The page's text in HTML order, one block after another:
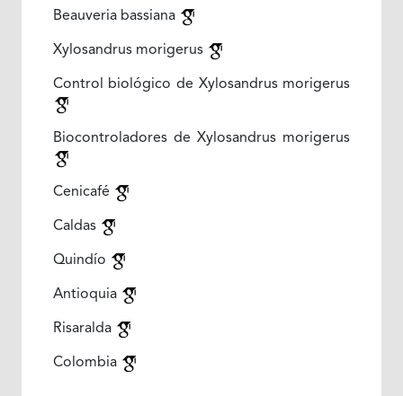
Beauveria bassiana
Xylosandrus morigerus
Control biológico de Xylosandrus morigerus
Biocontroladores de Xylosandrus morigerus
Cenicafé
Caldas
Quindío
Antioquia
Risaralda
Colombia